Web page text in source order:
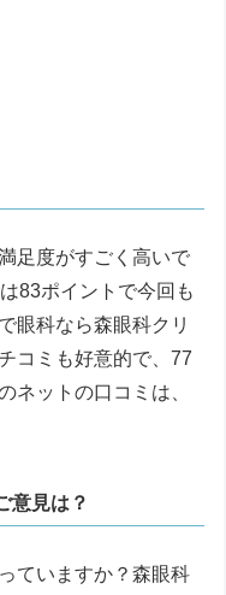
足度がすごく高いで
83ポイントで今回も
眼科なら森眼科クリ
コミも好意的で、77
ネットの口コミは、
意見は？
ていますか？森眼科